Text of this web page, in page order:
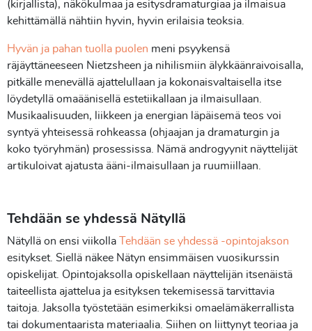
(kirjallista), näkökulmaa ja esitysdramaturgiaa ja ilmaisua
kehittämällä nähtiin hyvin, hyvin erilaisia teoksia.
Hyvän ja pahan tuolla puolen meni psyykensä
räjäyttäneeseen Nietzsheen ja nihilismiin älykkäänraivoisalla,
pitkälle menevällä ajattelullaan ja kokonaisvaltaisella itse
löydetyllä omaäänisellä estetiikallaan ja ilmaisullaan.
Musikaalisuuden, liikkeen ja energian läpäisemä teos voi
syntyä yhteisessä rohkeassa (ohjaajan ja dramaturgin ja
koko työryhmän) prosessissa. Nämä androgyynit näyttelijät
artikuloivat ajatusta ääni-ilmaisullaan ja ruumiillaan.
Tehdään se yhdessä Nätyllä
Nätyllä on ensi viikolla
Tehdään se yhdessä -opintojakson
esitykset. Siellä näkee Nätyn ensimmäisen vuosikurssin
opiskelijat. Opintojaksolla opiskellaan näyttelijän itsenäistä
taiteellista ajattelua ja esityksen tekemisessä tarvittavia
taitoja. Jaksolla työstetään esimerkiksi omaelämäkerrallista
tai dokumentaarista materiaalia. Siihen on liittynyt teoriaa ja